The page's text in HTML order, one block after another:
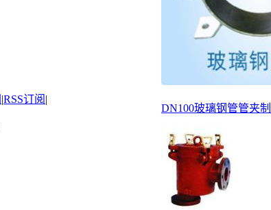
DN100玻璃钢管管夹
|RSS订阅 |